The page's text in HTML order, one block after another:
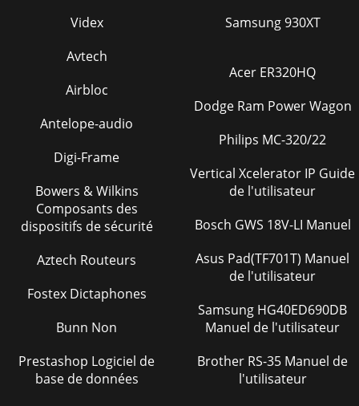
Videx
Avtech
Airbloc
Antelope-audio
Digi-Frame
Bowers & Wilkins
Composants des
dispositifs de sécurité
Aztech Routeurs
Fostex Dictaphones
Bunn Non
Prestashop Logiciel de
base de données
Samsung 930XT
Acer ER320HQ
Dodge Ram Power Wagon
Philips MC-320/22
Vertical Xcelerator IP Guide
de l'utilisateur
Bosch GWS 18V-LI Manuel
Asus Pad(TF701T) Manuel
de l'utilisateur
Samsung HG40ED690DB
Manuel de l'utilisateur
Brother RS-35 Manuel de
l'utilisateur